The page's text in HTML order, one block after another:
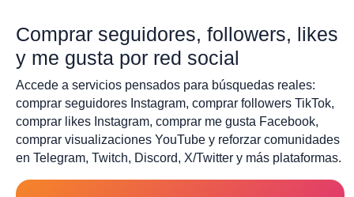
Comprar seguidores, followers, likes
y me gusta por red social
Accede a servicios pensados para búsquedas reales:
comprar seguidores Instagram, comprar followers TikTok,
comprar likes Instagram, comprar me gusta Facebook,
comprar visualizaciones YouTube y reforzar comunidades
en Telegram, Twitch, Discord, X/Twitter y más plataformas.